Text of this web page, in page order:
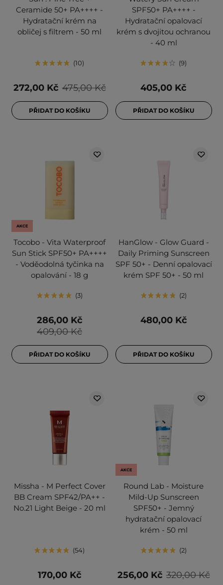
Ceramide 50+ PA++++ -
Hydratační krém na
obličej s filtrem - 50 ml
10
475,00 Kč
272,00 Kč
PŘIDAT DO KOŠÍKU
SPF50+ PA++++ -
Hydratační opalovací
krém s dvojitou ochranou
- 40 ml
9
405,00 Kč
PŘIDAT DO KOŠÍKU
AKCE
Tocobo - Vita Waterproof
Sun Stick SPF50+ PA++++
- Voděodolná tyčinka na
opalování - 18 g
3
409,00 Kč
286,00 Kč
PŘIDAT DO KOŠÍKU
HanGlow - Glow Guard -
Daily Priming Sunscreen
SPF 50+ - Denní opalovací
krém SPF 50+ - 50 ml
2
480,00 Kč
PŘIDAT DO KOŠÍKU
Missha - M Perfect Cover
BB Cream SPF42/PA++ -
No.21 Light Beige - 20 ml
54
170,00 Kč
AKCE
Round Lab - Moisture
Mild-Up Sunscreen
SPF50+ - Jemný
hydratační opalovací
krém - 50 ml
2
320,00 Kč
256,00 Kč